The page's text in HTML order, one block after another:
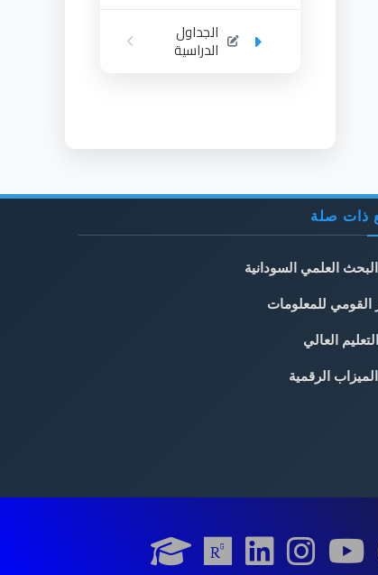
الجداول
الدراسية
ذات صلة
العلمي السودانية
القومي للمعلومات
العالي
الرقمية